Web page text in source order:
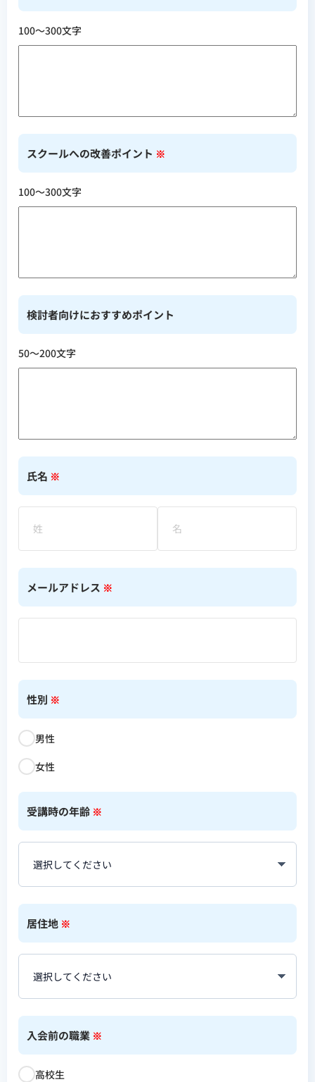
100〜300文字
スクールへの改善ポイント ※
100〜300文字
検討者向けにおすすめポイント
50〜200文字
氏名 ※
メールアドレス ※
性別 ※
男性
女性
受講時の年齢 ※
居住地 ※
入会前の職業 ※
高校生